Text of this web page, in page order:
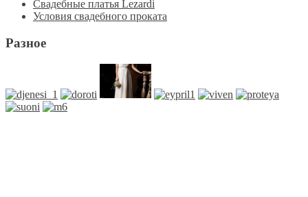
Свадебные платья Lezardi
Условия свадебного проката
Разное